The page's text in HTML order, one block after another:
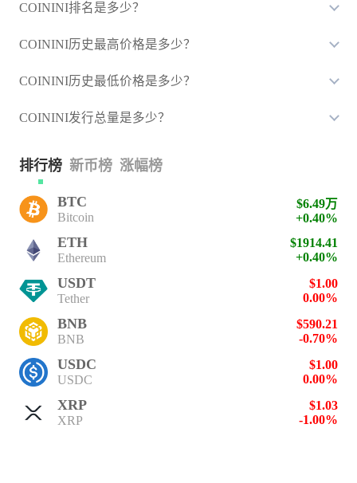
COININI排名是多少？
COININI历史最高价格是多少？
COININI历史最低价格是多少？
COININI发行总量是多少？
排行榜 新币榜 涨幅榜
BTC
Bitcoin
$6.49万
+0.40%
ETH
Ethereum
$1914.41
+0.40%
USDT
Tether
$1.00
0.00%
BNB
BNB
$590.21
-0.70%
USDC
USDC
$1.00
0.00%
XRP
XRP
$1.03
-1.00%